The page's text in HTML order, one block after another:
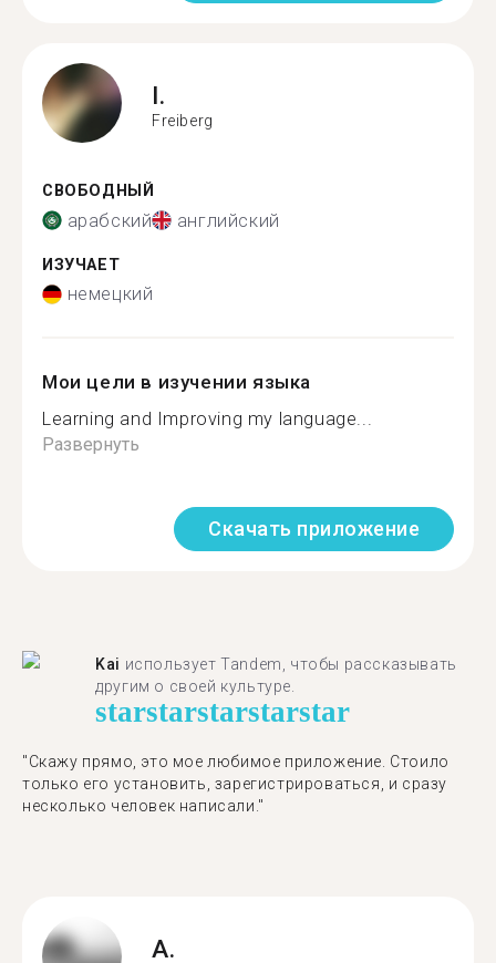
I.
Freiberg
СВОБОДНЫЙ
арабский английский
ИЗУЧАЕТ
немецкий
Мои цели в изучении языка
Learning and Improving my language...
Развернуть
Скачать приложение
Kai использует Tandem, чтобы рассказывать
другим о своей культуре.
starstarstarstarstar
"Скажу прямо, это мое любимое приложение. Стоило
только его установить, зарегистрироваться, и сразу
несколько человек написали."
A.